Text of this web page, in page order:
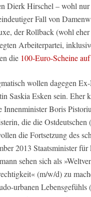
Dierk Hirschel – wohl
Fall von
der Rollback (wohl
Arbeiterpartei,
die 100-Euro-Scheine
wollen dagegen
Saskia Esken sein. Eher
Innenminister Boris
die die Ostdeutschen (
die Fortsetzung des
2013 Staatsminister
sehen sich als
(m/w/d) zu
urbanen